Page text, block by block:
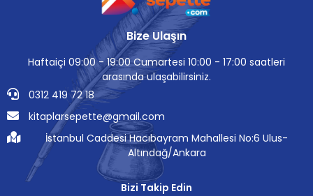
Bize Ulaşın
Haftaiçi 09:00 - 19:00 Cumartesi 10:00 - 17:00 saatleri
arasında ulaşabilirsiniz.
0312 419 72 18
kitaplarsepette@gmail.com
İstanbul Caddesi Hacıbayram Mahallesi No:6 Ulus-
Altındağ/Ankara
Bizi Takip Edin